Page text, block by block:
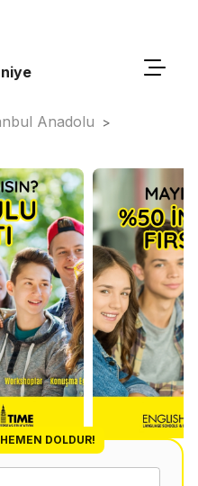
Anadolu >
HEMEN DOLDUR!